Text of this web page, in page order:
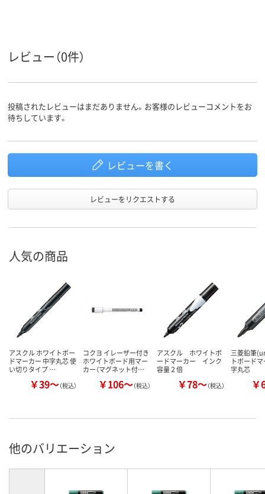
ペン先形
状
丸芯
中綿式 中綿式 中綿式
アスクル
商品環境
レビュー（0件）
投稿されたレビューはまだありません。お客様のレビューコメントをお
待ちしています。
レビューを書く
レビューをリクエストする
人気の商品
アスクル ホワイトボー
ドマーカー 中字丸芯 使
い切りタイプ …
￥39～（税込）
コクヨ イレーザー付き
ホワイトボード用マー
カー（マグネット付…
￥106～（税込）
アスクル ホワイトボ
ードマーカー インク
容量２倍
￥78～（税込）
三菱鉛筆
トボード
字丸芯
￥
他のバリエーション